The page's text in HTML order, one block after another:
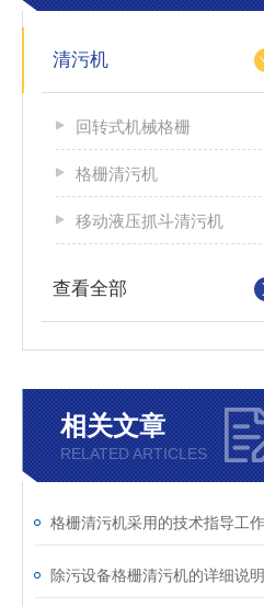
清污机
回转式机械格栅
格栅清污机
移动液压抓斗清污机
查看全部
相关文章
RELATED ARTICLES
除污设备格栅清污机的详细说明